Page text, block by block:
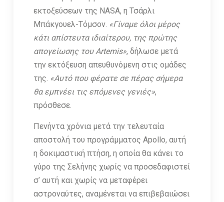
εκτοξεύσεων της NASA, η Τσάρλι
Μπάκγουελ-Τόμσον. «Γίναμε όλοι μέρος
κάτι απίστευτα ιδιαίτερου, της πρώτης
απογείωσης του Artemis», δήλωσε μετά
την εκτόξευση απευθυνόμενη στις ομάδες
της. «Αυτό που φέρατε σε πέρας σήμερα
θα εμπνέει τις επόμενες γενιές»,
πρόσθεσε.
Πενήντα χρόνια μετά την τελευταία
αποστολή του προγράμματος Apollo, αυτή
η δοκιμαστική πτήση, η οποία θα κάνει το
γύρο της Σελήνης χωρίς να προσεδαφιστεί
σ’ αυτή και χωρίς να μεταφέρει
αστροναύτες, αναμένεται να επιβεβαιώσει